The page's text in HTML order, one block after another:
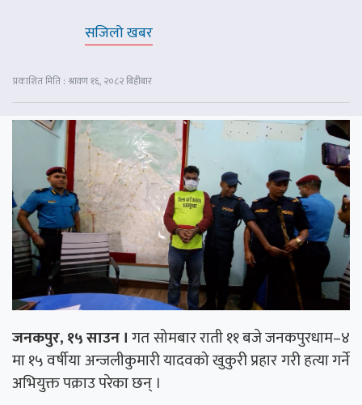
सजिलो खबर
प्रकाशित मिति : श्रावण १६, २०८२ बिहीबार
जनकपुर, १५ साउन ।गत सोमबार राती ११ बजे जनकपुरधाम–४
मा १५ वर्षीया अन्जलीकुमारी यादवको खुकुरी प्रहार गरी हत्या गर्ने
अभियुक्त पक्राउ परेका छन् ।